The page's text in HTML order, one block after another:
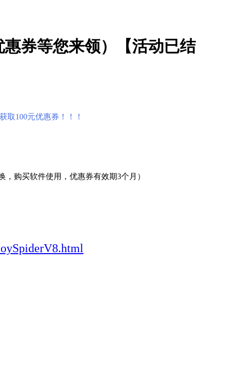
券等您来领）【活动已结
取100元优惠券！！！
购买软件使用，优惠券有效期3个月）